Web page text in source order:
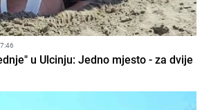
u Ulcinju: Jedno mjesto - za dvije